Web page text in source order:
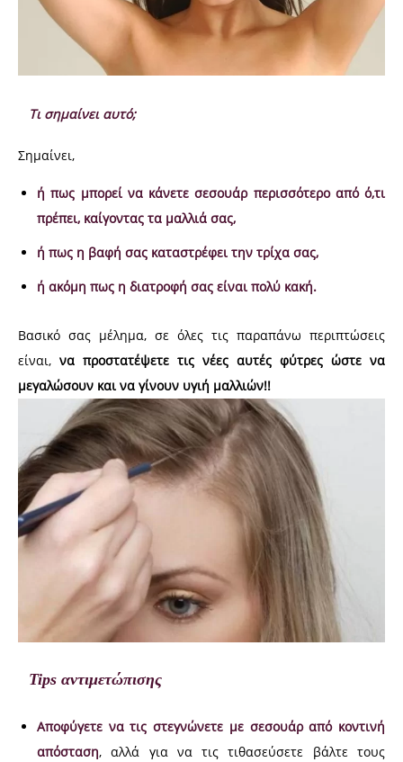
Τι σημαίνει αυτό;
Σημαίνει,
ήπως μπορεί να κάνετε σεσουάρ περισσότερο από ό,τι
πρέπει, καίγοντας τα μαλλιά σας,
ή πως η βαφή σας καταστρέφει την τρίχα σας,
ή ακόμη πως η διατροφή σας είναι πολύ κακή.
Βασικό σας μέλημα, σε όλες τις παραπάνω περιπτώσεις
είναι, να προστατέψετε τις νέες αυτές φύτρες ώστε να
μεγαλώσουν και να γίνουν υγιή μαλλιών!!
Tips αντιμετώπισης
Αποφύγετε να τις στεγνώνετε με σεσουάρ από κοντινή
απόσταση, αλλά για να τις τιθασεύσετε βάλτε τους